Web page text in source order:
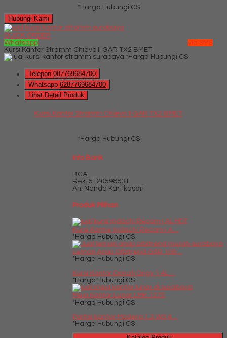
*Harga Hubungi CS
Hubungi Kami
QUICK ORDER
Whatsapp
via SMS
Kursi Kantor Stramm Chievo II GAR TX2 BMET
*Harga Hubungi CS
Telepon 087769684700
Whatsapp 6287769684700
Lihat Detail Produk
Kursi Kantor Stramm Chievo II GAR TX2 BMET
*Harga Hubungi CS
Info Bank
BCA
Rek. 5120598831
An. Nanda Kartikasari
Produk Pilihan
Kursi Kantor Indachi Recom I A....
*Harga Hubungi CS
Lemari Arsip Orbitrend GSR 108....
*Harga Hubungi CS
Kursi Kantor Donati Origy 1 AL....
*Harga Hubungi CS
Meja Kantor Lunar LMK 1275
*Harga Hubungi CS
Partisi kantor Modera 1.2 WS 4....
*Harga Hubungi CS